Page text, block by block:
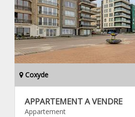
Coxyde
APPARTEMENT A VENDRE
Appartement